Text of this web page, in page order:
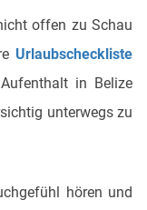
offen zu Schau
Urlaubscheckliste
in Belize
unterwegs zu
hören und